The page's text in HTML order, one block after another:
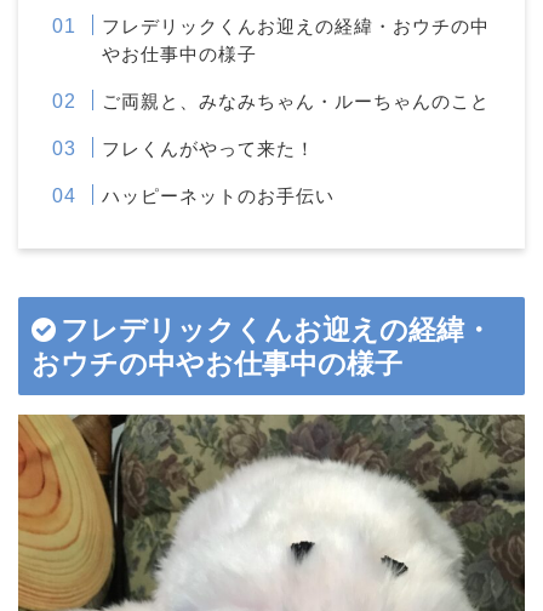
フレデリックくんお迎えの経緯・おウチの中
やお仕事中の様子
ご両親と、みなみちゃん・ルーちゃんのこと
フレくんがやって来た！
ハッピーネットのお手伝い
フレデリックくんお迎えの経緯・
おウチの中やお仕事中の様子